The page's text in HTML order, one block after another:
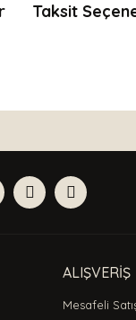
Taksit
bulunuyor.
olmalı.
ALIŞVERİŞ
Mesafeli